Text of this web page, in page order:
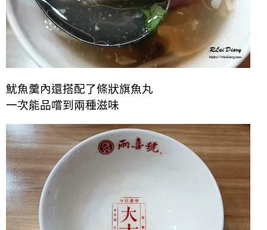
魷魚羹內還搭配了條狀旗魚丸
一次能品嚐到兩種滋味